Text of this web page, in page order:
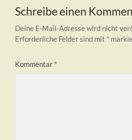
Schreibe einen
Deine E-Mail-Adresse wird nicht
Erforderliche Felder sind mit *
Kommentar *